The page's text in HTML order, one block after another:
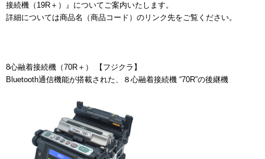
接続機（19R＋）』についてご案内いたします。
詳細については商品名（商品コード）のリンク先をご覧ください。
8心融着接続機（70R＋） 【フジクラ】
Bluetooth通信機能が搭載された、８心融着接続機 “70R”の後継機